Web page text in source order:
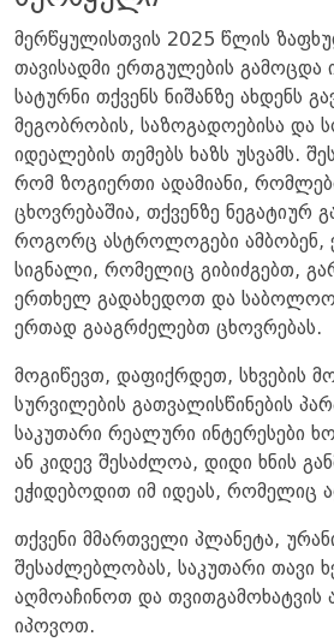
მერწყულისთვის 2025 წლის
თავისადმი ერთგულების გამოცდა
სატურნი თქვენს ნიშანზე ახდენს
მეგობრობის, საზოგადოებისა და
იდეალების თემებს ხაზს უსვამს.
რომ ზოგიერთი ადამიანი,
ცხოვრებაშია, თქვენზე ნეგატიურ
როგორც ასტროლოგები ამბობენ,
სიგნალი, რომელიც გიბიძგებთ,
ერთხელ გადახედოთ და
ერთად გააგრძელებთ ცხოვრებას.
მოგიწევთ, დაფიქრდეთ, სხვების
სურვილების გათვალისწინების
საკუთარი რეალური ინტერესები
ან კიდევ შესაძლოა, დიდი ხნის
ეჭიდებოდით იმ იდეას, რომელიც
თქვენი მმართველი პლანეტა,
შესაძლებლობას, საკუთარი თავი
აღმოაჩინოთ და თვითგამოხატვის
იპოვოთ.